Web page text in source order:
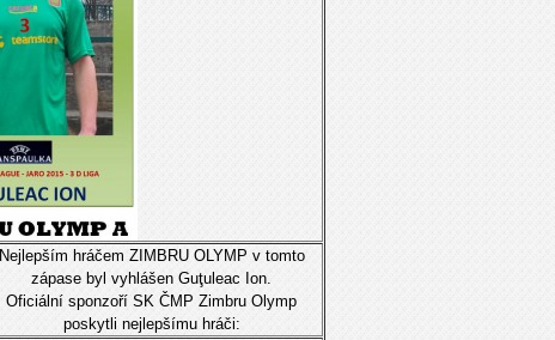
Nejlepším hráčem ZIMBRU OLYMP v tomto
zápase byl vyhlášen Guţuleac Ion.
Oficiální sponzoří SK ČMP Zimbru Olymp
poskytli nejlepšímu hráči: